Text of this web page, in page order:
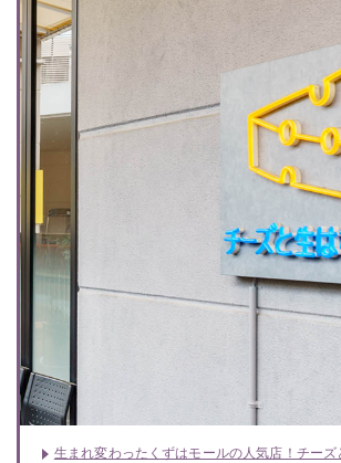
生まれ変わったくずはモールの人気店！チーズ